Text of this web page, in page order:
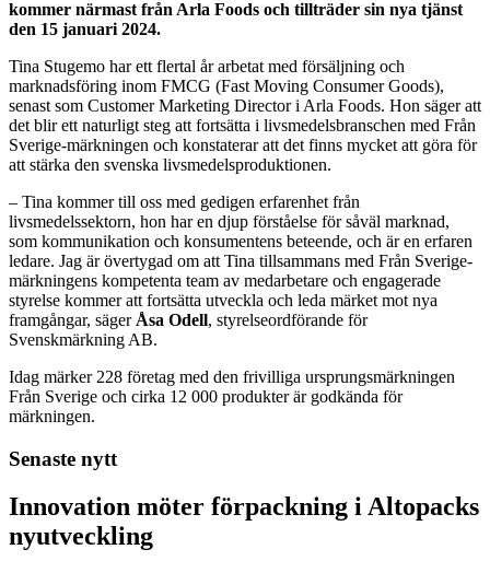
kommer närmast från Arla Foods och tillträder sin nya tjänst
den 15 januari 2024.
Tina Stugemo har ett flertal år arbetat med försäljning och
marknadsföring inom FMCG (Fast Moving Consumer Goods),
senast som Customer Marketing Director i Arla Foods. Hon säger att
det blir ett naturligt steg att fortsätta i livsmedelsbranschen med Från
Sverige-märkningen och konstaterar att det finns mycket att göra för
att stärka den svenska livsmedelsproduktionen.
– Tina kommer till oss med gedigen erfarenhet från
livsmedelssektorn, hon har en djup förståelse för såväl marknad,
som kommunikation och konsumentens beteende, och är en erfaren
ledare. Jag är övertygad om att Tina tillsammans med Från Sverige-
märkningens kompetenta team av medarbetare och engagerade
styrelse kommer att fortsätta utveckla och leda märket mot nya
framgångar, säger Åsa Odell, styrelseordförande för
Svenskmärkning AB.
Idag märker 228 företag med den frivilliga ursprungsmärkningen
Från Sverige och cirka 12 000 produkter är godkända för
märkningen.
Senaste nytt
Innovation möter förpackning i Altopacks
nyutveckling